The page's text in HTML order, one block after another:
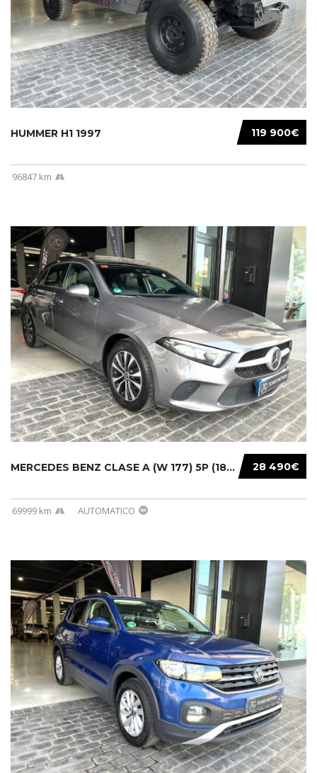
119 900€
HUMMER H1 1997
96847 km
28 490€
MERCEDES BENZ CLASE A (W 177) 5P (18-) 2020....
69999 km AUTOMATICO